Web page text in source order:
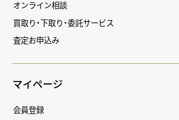
オンライン相談
買取り・下取り・委託サービス
査定お申込み
マイページ
会員登録